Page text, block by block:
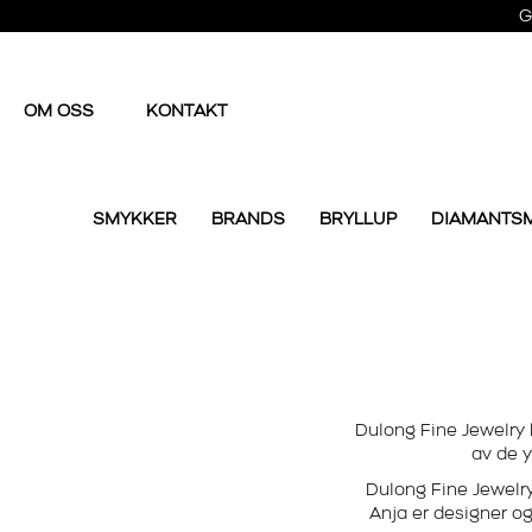
OM OSS KONTAKT
SMYKKER BRANDS BRYLLUP
Dulong Fine Jewelry
av de
Dulong Fine
Anja er designer